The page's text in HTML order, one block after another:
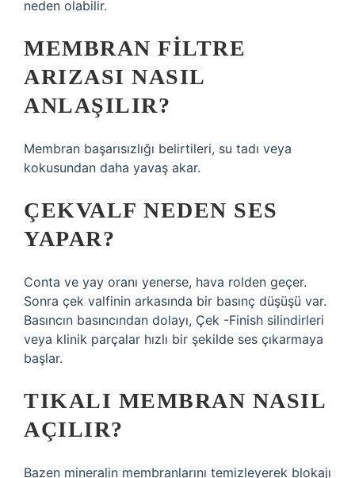
neden olabilir.
MEMBRAN FILTRE
ARIZASI NASIL
ANLAŞILIR?
Membran başarısızlığı belirtileri, su tadı veya
kokusundan daha yavaş akar.
ÇEKVALF NEDEN SES
YAPAR?
Conta ve yay oranı yenerse, hava rolden geçer.
Sonra çek valfinin arkasında bir basınç düşüşü var.
Basıncın basıncından dolayı, Çek -Finish silindirleri
veya klinik parçalar hızlı bir şekilde ses çıkarmaya
başlar.
TIKALI MEMBRAN NASIL
AÇILIR?
Bazen mineralin membranlarını temizleyerek blokajı